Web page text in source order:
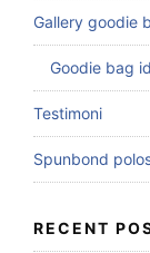
Gallery goodie
Goodie bag
Testimoni
Spunbond
RECENT